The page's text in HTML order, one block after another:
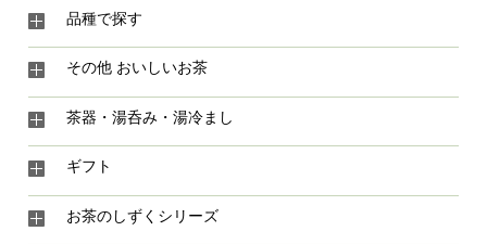
品種で探す
その他 おいしいお茶
茶器・湯呑み・湯冷まし
ギフト
お茶のしずくシリーズ